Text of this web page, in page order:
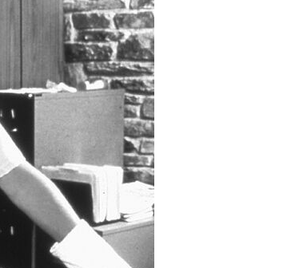
ЧТО
создана
Tex - и это не
или
CORDURA -
СВЕРХПРОЧНАЯ ТКАНЬ
ДЛЯ СЛОЖНЫХ УСЛОВИЙ
1652 Просмотры
Легендарная ткань, которая
стала синонимом неуязвимости
в мире тактического снаряжения,